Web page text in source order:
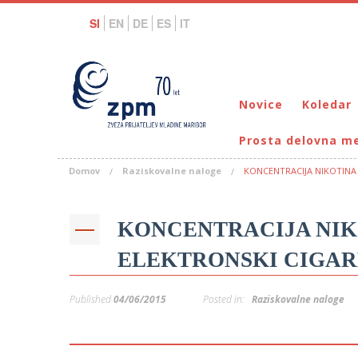
SI EN DE ES IT
Novice Koledar
Prosta delovna
Domov Raziskovalne naloge KONCENTRACIJA
KONCENTRACIJA
ELEKTRONSKI
Published04/06/2015 Posted in: Raziskovalne naloge